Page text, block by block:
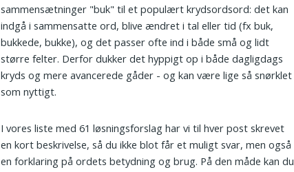
sammensætninger "buk" til et populært krydsordsord: det kan
indgå i sammensatte ord, blive ændret i tal eller tid (fx buk,
bukkede, bukke), og det passer ofte ind i både små og lidt
større felter. Derfor dukker det hyppigt op i både dagligdags
kryds og mere avancerede gåder - og kan være lige så snørklet
som nyttigt.
I vores liste med 61 løsningsforslag har vi til hver post skrevet
en kort beskrivelse, så du ikke blot får et muligt svar, men også
en forklaring på ordets betydning og brug. På den måde kan du